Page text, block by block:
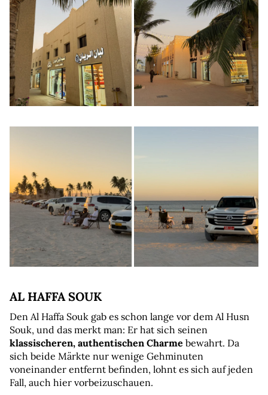
AL HAFFA SOUK
Den Al Haffa Souk gab es schon lange vor dem Al Husn
klassischeren, authentischen Charme bewahrt. Da
sich beide Märkte nur wenige Gehminuten
voneinander entfernt befinden, lohnt es sich auf jeden
Fall, auch hier vorbeizuschauen.